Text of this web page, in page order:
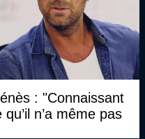
: "Connaissant
n’a même pas